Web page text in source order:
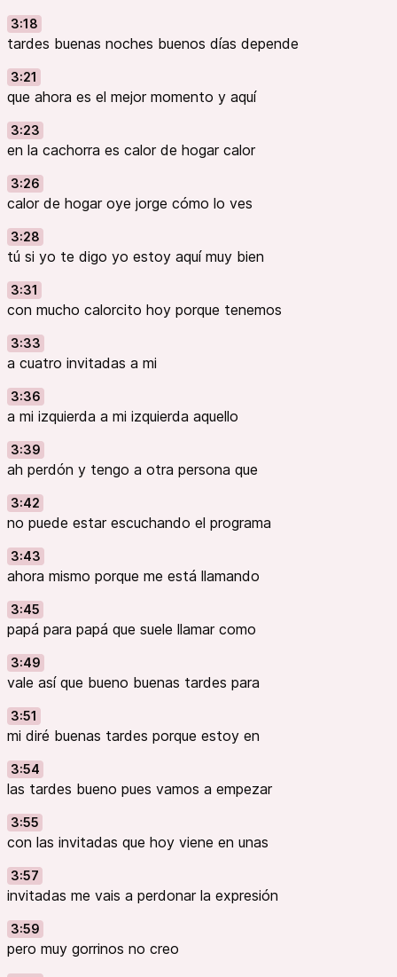
3:18
tardes buenas noches buenos días depende
3:21
que ahora es el mejor momento y aquí
3:23
en la cachorra es calor de hogar calor
3:26
calor de hogar oye jorge cómo lo ves
3:28
tú si yo te digo yo estoy aquí muy bien
3:31
con mucho calorcito hoy porque tenemos
3:33
a cuatro invitadas a mi
3:36
a mi izquierda a mi izquierda aquello
3:39
ah perdón y tengo a otra persona que
3:42
no puede estar escuchando el programa
3:43
ahora mismo porque me está llamando
3:45
papá para papá que suele llamar como
3:49
vale así que bueno buenas tardes para
3:51
mi diré buenas tardes porque estoy en
3:54
las tardes bueno pues vamos a empezar
3:55
con las invitadas que hoy viene en unas
3:57
invitadas me vais a perdonar la expresión
3:59
pero muy gorrinos no creo